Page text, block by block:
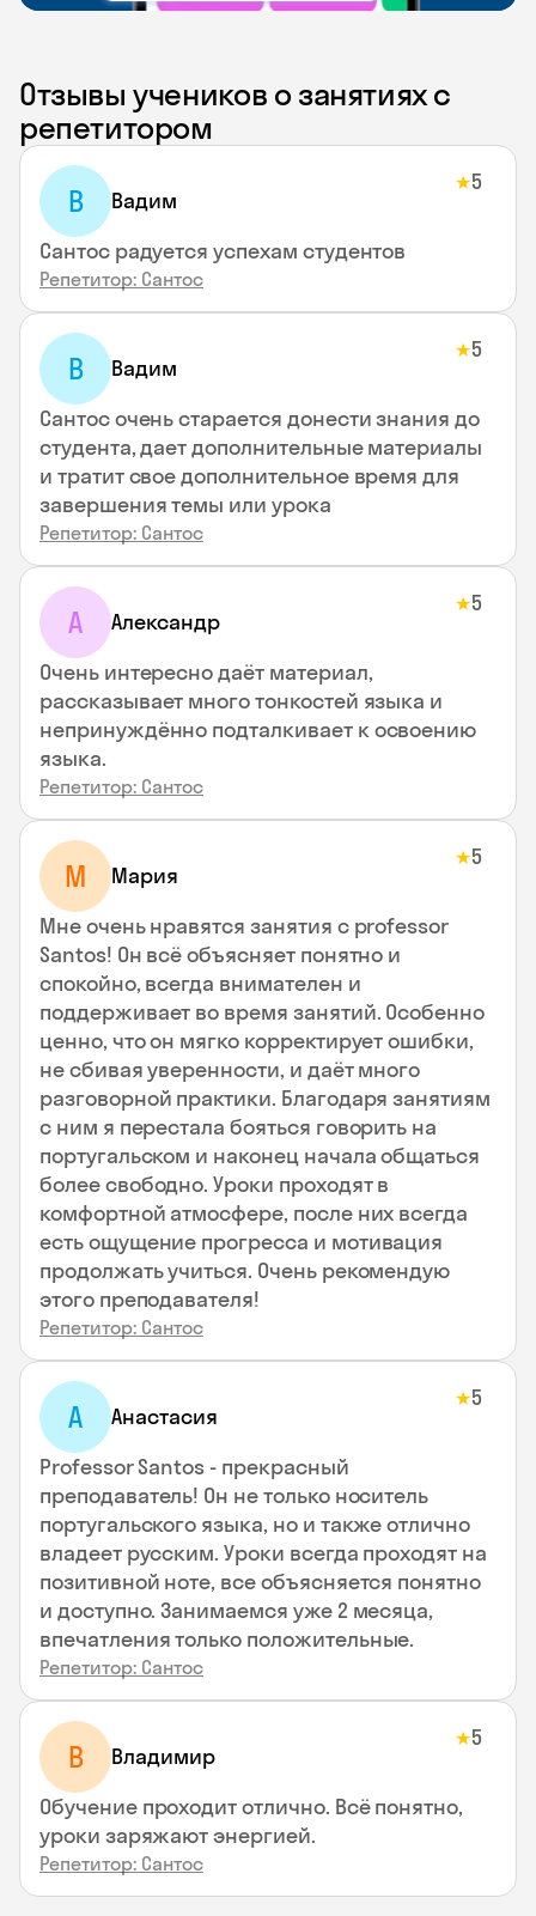
Отзывы учеников о занятиях с
репетитором
В Вадим
★5
Сантос радуется успехам студентов
Репетитор: Сантос
В Вадим
★5
Сантос очень старается донести знания до
студента, дает дополнительные материалы
и тратит свое дополнительное время для
завершения темы или урока
Репетитор: Сантос
А Александр
★5
Очень интересно даёт материал,
рассказывает много тонкостей языка и
непринуждённо подталкивает к освоению
языка.
Репетитор: Сантос
М Мария
★5
Мне очень нравятся занятия с professor
Santos! Он всё объясняет понятно и
спокойно, всегда внимателен и
поддерживает во время занятий. Особенно
ценно, что он мягко корректирует ошибки,
не сбивая уверенности, и даёт много
разговорной практики. Благодаря занятиям
с ним я перестала бояться говорить на
португальском и наконец начала общаться
более свободно. Уроки проходят в
комфортной атмосфере, после них всегда
есть ощущение прогресса и мотивация
продолжать учиться. Очень рекомендую
этого преподавателя!
Репетитор: Сантос
А Анастасия
★5
Professor Santos - прекрасный
преподаватель! Он не только носитель
португальского языка, но и также отлично
владеет русским. Уроки всегда проходят на
позитивной ноте, все объясняется понятно
и доступно. Занимаемся уже 2 месяца,
впечатления только положительные.
Репетитор: Сантос
В Владимир
★5
Обучение проходит отлично. Всё понятно,
уроки заряжают энергией.
Репетитор: Сантос